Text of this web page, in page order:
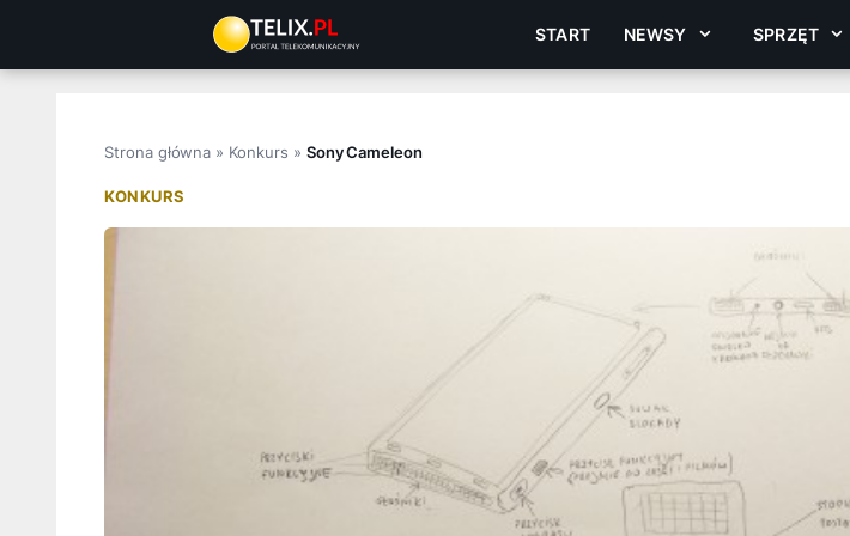
treści
START NEWSY SPRZĘT
Strona główna » Konkurs » Sony Cameleon
KONKURS